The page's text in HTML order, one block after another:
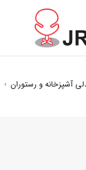
آشپزخانه و رستوران ›